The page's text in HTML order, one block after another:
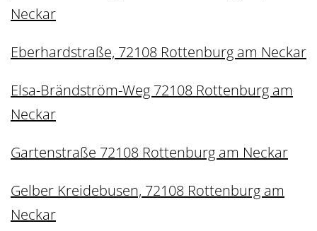
Neckar
Eberhardstraße, 72108 Rottenburg am Neckar
Elsa-Brändström-Weg 72108 Rottenburg am
Neckar
Gartenstraße 72108 Rottenburg am Neckar
Gelber Kreidebusen, 72108 Rottenburg am
Neckar